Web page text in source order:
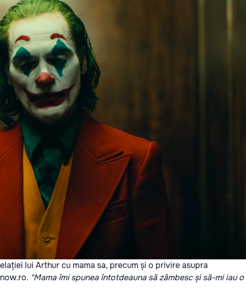
lui Arthur cu mama sa, precum și o privire asupra
"Mama îmi spunea întotdeauna să zâmbesc și să-mi iau o